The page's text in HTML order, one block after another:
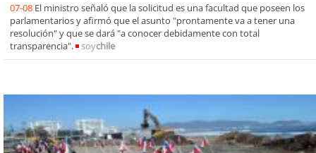
07-08 El ministro señaló que la solicitud es una facultad que poseen los
parlamentarios y afirmó que el asunto "prontamente va a tener una
resolución" y que se dará "a conocer debidamente con total
transparencia".
soychile